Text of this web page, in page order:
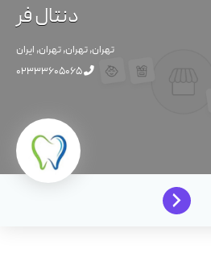
دنتال فر
تهران,تهران,تهران,ایران